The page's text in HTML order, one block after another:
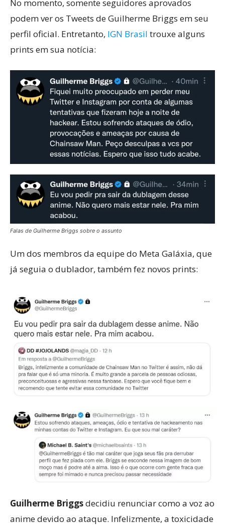
No momento, somente seguidores aprovados
podem ver os Tweets de Guilherme Briggs em seu
perfil oficial. Entretanto, IGN Brasil trouxe alguns
prints em sua notícia:
Falas de Guilherme Briggs sobre o assunto
Um dos membros da equipe do Meta Galáxia, que
já seguia o dublador, também fez novos prints:
Guilherme Briggsdecidiu renunciar como a voz ao
anime devido ao ataque. Infelizmente, a toxicidade